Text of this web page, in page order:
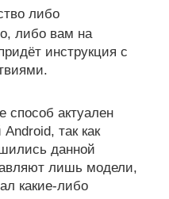
либо
либо вам на
инструкция с
способ актуален
так как
данной
лишь модели,
какие-либо